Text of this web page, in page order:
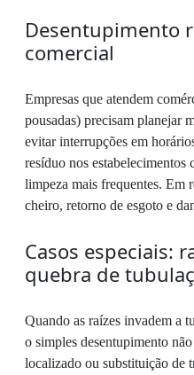
Desentupimento
comercial
Empresas que atendem
pousadas) precisam planejar
evitar interrupções em
resíduo nos estabelecimentos
limpeza mais frequentes. Em
cheiro, retorno de esgoto e
Casos especiais:
quebra de
Quando as raízes invadem a
o simples desentupimento
localizado ou substituição de